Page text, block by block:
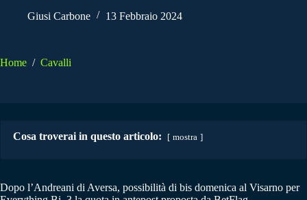
Giusi Carbone 13 Febbraio 2024
Home / Cavalli
Cosa troverai in questo articolo: mostra
Dopo l’Andreani di Aversa, possibilità di bis domenica al Visarno per